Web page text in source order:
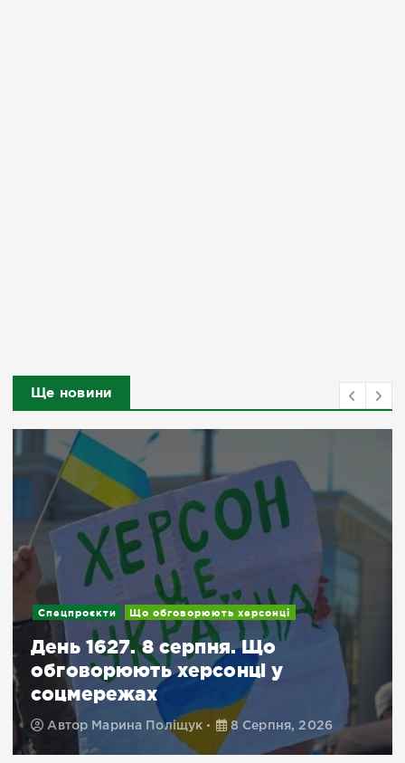
Ще новини
Спецпроєкти Що обговорюють херсонці
День 1627. 8 серпня. Що
обговорюють херсонці у
соцмережах
Автор Марина Поліщук 8 Серпня, 2026